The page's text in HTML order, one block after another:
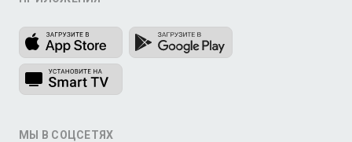
МЫ В СОЦСЕТЯХ